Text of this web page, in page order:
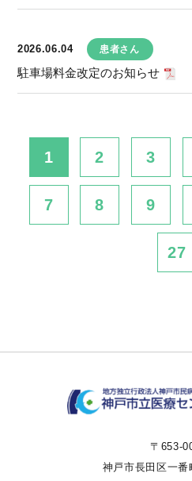
2026.06.04 患者さん
駐車場料金改定のお知らせ
1 2 3
7 8 9
27
〒653-
神戸市長田区一番